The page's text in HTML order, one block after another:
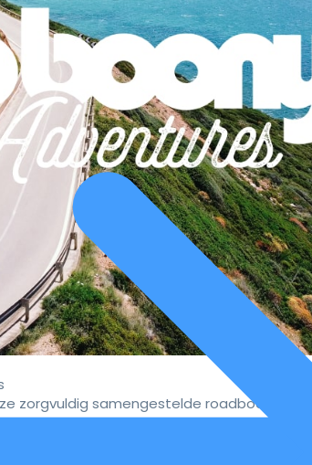
zorgvuldig samengestelde roadbooks.